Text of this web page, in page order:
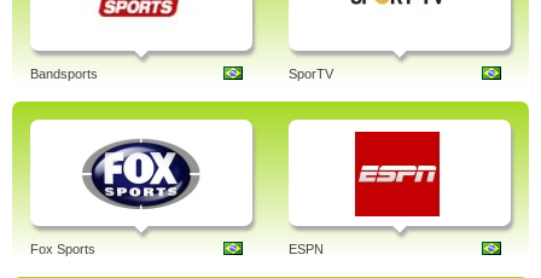
Bandsports SporTV
Fox Sports ESPN